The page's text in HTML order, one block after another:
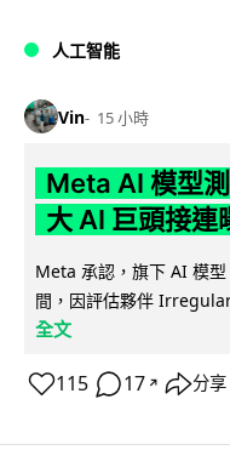
人工智能
Vin 15 小時
Meta AI 模型
大 AI 巨頭接連
Meta 承認，旗下 AI 模
間，因評估夥伴
全文
115 17 ↗ 分享